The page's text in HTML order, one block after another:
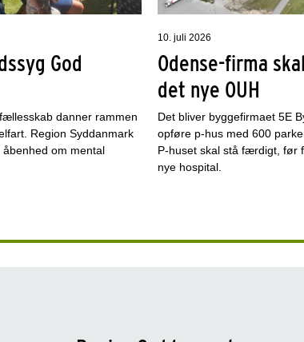
God
danner rammen
Region Syddanmark
om mental
10. juli 2026
Odense-firma
det nye OUH
Det bliver byggefirmaet 5E
opføre p-hus med 600
P-huset skal stå færdigt, før
nye hospital.